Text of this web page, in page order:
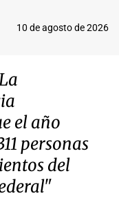
10 de agosto de 2026
el año
personas
del